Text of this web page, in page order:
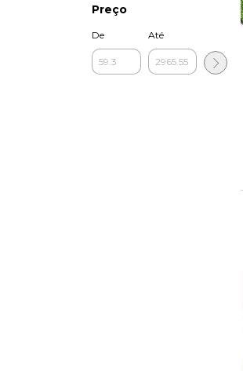
Preço
De Até